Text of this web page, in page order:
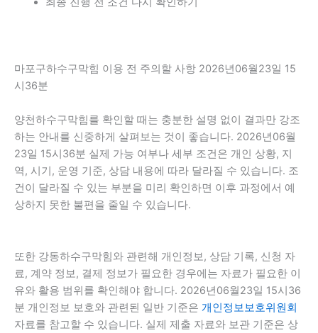
마포구하수구막힘 이용 전 주의할 사항 2026년06월23일 15
시36분
양천하수구막힘를 확인할 때는 충분한 설명 없이 결과만 강조
하는 안내를 신중하게 살펴보는 것이 좋습니다. 2026년06월
23일 15시36분 실제 가능 여부나 세부 조건은 개인 상황, 지
역, 시기, 운영 기준, 상담 내용에 따라 달라질 수 있습니다. 조
건이 달라질 수 있는 부분을 미리 확인하면 이후 과정에서 예
상하지 못한 불편을 줄일 수 있습니다.
또한 강동하수구막힘와 관련해 개인정보, 상담 기록, 신청 자
료, 계약 정보, 결제 정보가 필요한 경우에는 자료가 필요한 이
유와 활용 범위를 확인해야 합니다. 2026년06월23일 15시36
분 개인정보 보호와 관련된 일반 기준은 개인정보보호위원회
자료를 참고할 수 있습니다. 실제 제출 자료와 보관 기준은 상